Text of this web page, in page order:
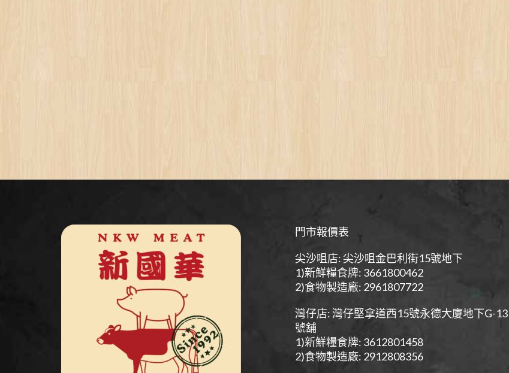
門市報價表
尖沙咀店: 尖沙咀金巴利街15號地下
1)新鮮糧食牌: 3661800462
2)食物製造廠: 2961807722
灣仔店: 灣仔堅拿道西15號永德大廈地下G-13
號舖
1)新鮮糧食牌: 3612801458
2)食物製造廠: 2912808356